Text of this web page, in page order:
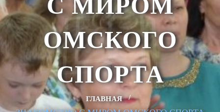
С МИРОМ
ОМСКОГО
СПОРТА
ГЛАВНАЯ